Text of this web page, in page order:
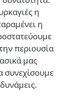
η
η
περιουσία
μας
συνεχίσουμε